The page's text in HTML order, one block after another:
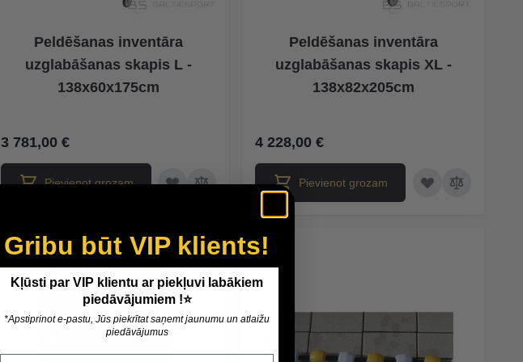
Peldēšanas inventāra
uzglabāšanas skapis L -
138x60x175cm
3 781,00 €
Pievienot grozam
Peldēšanas inventāra
uzglabāšanas skapis XL -
138x82x205cm
4 228,00 €
Pievienot grozam
Gribu būt VIP klients!
Kļūsti par VIP klientu ar piekļuvi labākiem
piedāvājumiem !⭐
*Apstiprinot e-pastu, Jūs piekrītat saņemt jaunumu un atlaižu
piedāvājumus